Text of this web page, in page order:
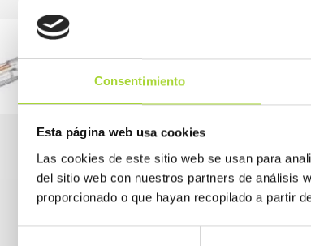
Consentimiento
Esta página web usa cookies
Las cookies de este sitio web se usan para
del sitio web con nuestros partners de análisis
proporcionado o que hayan recopilado a partir